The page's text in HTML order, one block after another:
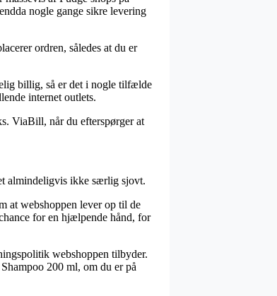
nogle gange sikre levering
ordren, således at du er
billig, så er det i nogle tilfælde
internet outlets.
ViaBill, når du efterspørger at
almindeligvis ikke særlig sjovt.
at webshoppen lever op til de
for en hjælpende hånd, for
webshoppen tilbyder.
200 ml, om du er på